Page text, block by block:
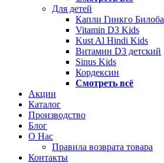
Для детей
Капли Гинкго Билоба
Vitamin D3 Kids
Kust Al Hindi Kids
Витамин D3 детский
Sinus Kids
Кордексин
Смотреть всё
Акции
Каталог
Производство
Блог
О Нас
Правила возврата товара
Контакты